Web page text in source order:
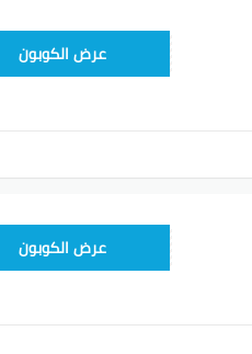
RRF24عرض الكوبون
RRF24عرض الكوبون